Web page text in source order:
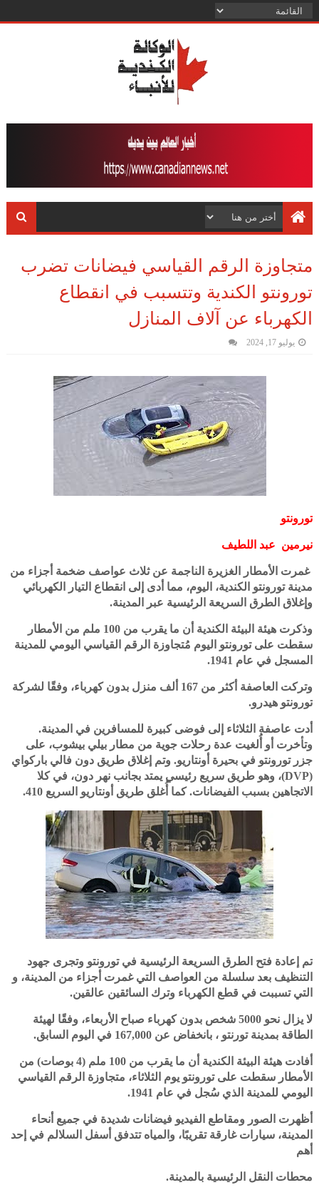
متجاوزة الرقم القياسي فيضانات تضرب
تورونتو الكندية وتتسبب في انقطاع
الكهرباء عن آلاف المنازل
يوليو 17, 2024
تورونتو
نيرمين عبد اللطيف
غمرت الأمطار الغزيرة الناجمة عن ثلاث عواصف ضخمة أجزاء من
مدينة تورونتو الكندية، اليوم، مما أدى إلى انقطاع التيار الكهربائي
وإغلاق الطرق السريعة الرئيسية عبر المدينة.
وذكرت هيئة البيئة الكندية أن ما يقرب من 100 ملم من الأمطار
سقطت على تورونتو اليوم مُتجاوزة الرقم القياسي اليومي للمدينة
المسجل في عام 1941.
وتركت العاصفة أكثر من 167 ألف منزل بدون كهرباء، وفقًا لشركة
تورونتو هيدرو.
أدت عاصفة الثلاثاء إلى فوضى كبيرة للمسافرين في المدينة.
وتأخرت أو أُلغيت عدة رحلات جوية من مطار بيلي بيشوب، على
جزر تورونتو في بحيرة أونتاريو. وتم إغلاق طريق دون فالي باركواي
(DVP)، وهو طريق سريع رئيسي يمتد بجانب نهر دون، في كلا
الاتجاهين بسبب الفيضانات. كما أُغلق طريق أونتاريو السريع 410.
‎تم إعادة فتح الطرق السريعة الرئيسية في تورونتو وتجرى جهود
التنظيف بعد سلسلة من العواصف التي غمرت أجزاء من المدينة، و
التي تسببت في قطع الكهرباء وترك السائقين عالقين.
‎لا يزال نحو 5000 شخص بدون كهرباء صباح الأربعاء، وفقًا لهيئة
الطاقة بمدينة تورنتو ، بانخفاض عن 167,000 في اليوم السابق.
‎أفادت هيئة البيئة الكندية أن ما يقرب من 100 ملم (4 بوصات) من
الأمطار سقطت على تورونتو يوم الثلاثاء، متجاوزة الرقم القياسي
اليومي للمدينة الذي سُجل في عام 1941.
‎أظهرت الصور ومقاطع الفيديو فيضانات شديدة في جميع أنحاء
المدينة، سيارات غارقة تقريبًا، والمياه تتدفق أسفل السلالم في إحد
أهم
محطات النقل الرئيسية بالمدينة.